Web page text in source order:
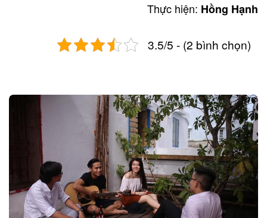
Thực hiện: Hồng Hạnh
3.5/5 - (2 bình chọn)
Post
navigation